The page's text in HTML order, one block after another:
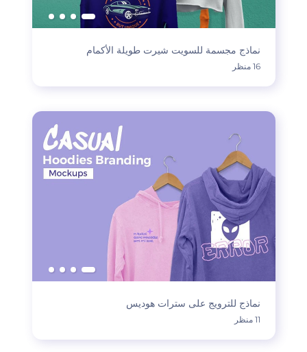
نماذج مجسمة للسويت شيرت طويلة الأكمام
16 منظر
نماذج للترويج على سترات هوديس
11 منظر